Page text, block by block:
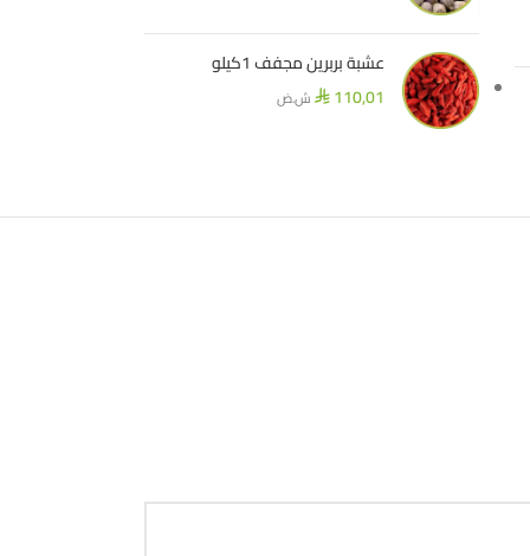
عشبة بربرين مجفف 1كيلو
⃁ 110,01 ش.ض